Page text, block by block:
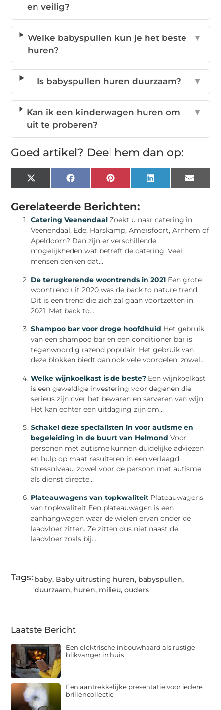
en veilig?
Welke babyspullen kun je het beste
huren?
▼
Is babyspullen huren duurzaam? ▼
Kan ik een kinderwagen huren om
uit te proberen?
▼
Goed artikel? Deel hem dan op:
X
(Twitter)
FacebookPinterestLinkedInEmail
Gerelateerde Berichten:
Catering Veenendaal Zoekt u naar catering in
Veenendaal, Ede, Harskamp, Amersfoort, Arnhem of
Apeldoorn? Dan zijn er verschillende
mogelijkheden wat betreft de catering. Veel
mensen denken dat...
De terugkerende woontrends in 2021 Een grote
woontrend uit 2020 was de back to nature trend.
Dit is een trend die zich zal gaan voortzetten in
2021. Met back to...
Shampoo bar voor droge hoofdhuid Het gebruik
van een shampoo bar en een conditioner bar is
tegenwoordig razend populair. Het gebruik van
deze blokken biedt dan ook vele voordelen, zowel...
Welke wijnkoelkast is de beste? Een wijnkoelkast
is een geweldige investering voor degenen die
serieus zijn over het bewaren en serveren van wijn.
Het kan echter een uitdaging zijn om...
Schakel deze specialisten in voor autisme en
begeleiding in de buurt van Helmond Voor
personen met autisme kunnen duidelijke adviezen
en hulp op maat resulteren in een verlaagd
stressniveau, zowel voor de persoon met autisme
als dienst directe...
Plateauwagens van topkwaliteit Plateauwagens
van topkwaliteit Een plateauwagen is een
aanhangwagen waar de wielen ervan onder de
laadvloer zitten. Ze zitten dus niet naast de
laadvloer zoals bij...
Tags: baby, Baby uitrusting huren, babyspullen,
duurzaam, huren, milieu, ouders
Laatste Bericht
Een elektrische inbouwhaard als rustige
blikvanger in huis
Een aantrekkelijke presentatie voor iedere
brillencollectie